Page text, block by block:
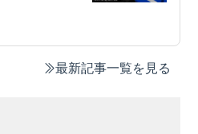
最新記事一覧を見る